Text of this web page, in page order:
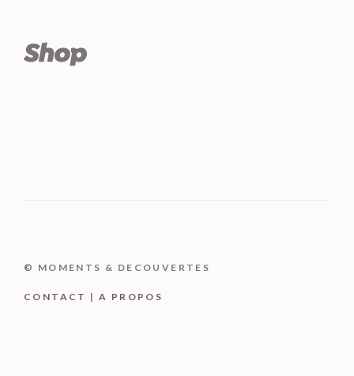
© MOMENTS & DECOUVERTES
CONTACT |A PROPOS